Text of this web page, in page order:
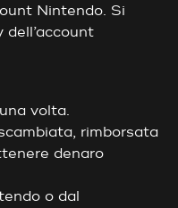
Nintendo. Si
dell’account
volta.
rimborsata
denaro
o dal